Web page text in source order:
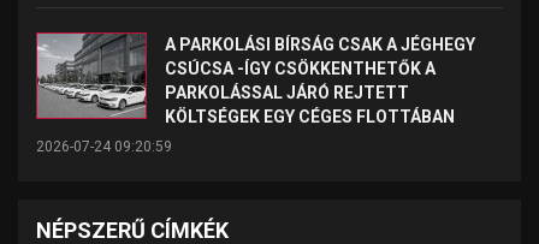
A PARKOLÁSI BÍRSÁG CSAK A JÉGHEGY
CSÚCSA -ÍGY CSÖKKENTHETŐK A
PARKOLÁSSAL JÁRÓ REJTETT
KÖLTSÉGEK EGY CÉGES FLOTTÁBAN
2026-07-24 09:20:59
NÉPSZERŰ CÍMKÉK